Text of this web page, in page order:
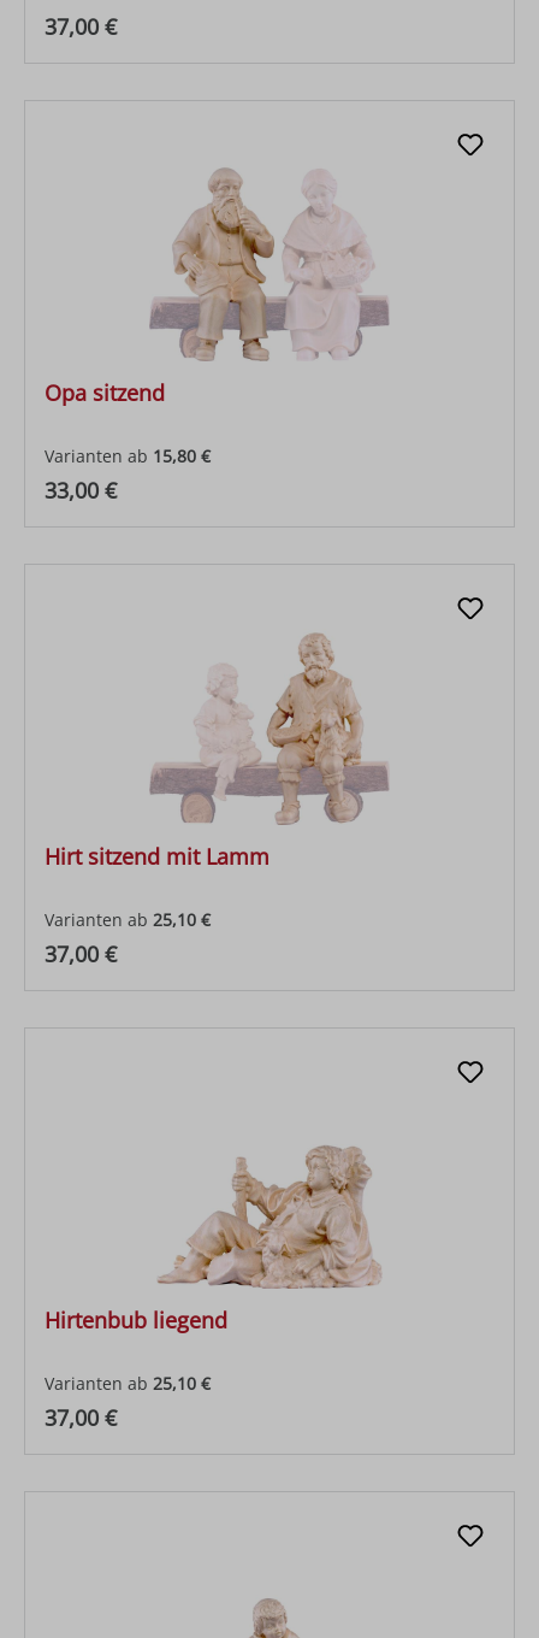
Regulärer Preis:
37,00 €
Opa sitzend
Varianten ab 15,80 €
Regulärer Preis:
33,00 €
Hirt sitzend mit Lamm
Varianten ab 25,10 €
Regulärer Preis:
37,00 €
Hirtenbub liegend
Varianten ab 25,10 €
Regulärer Preis:
37,00 €